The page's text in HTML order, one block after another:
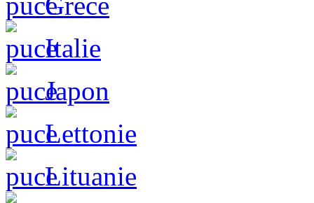
Italie
Japon
Lettonie
Lituanie